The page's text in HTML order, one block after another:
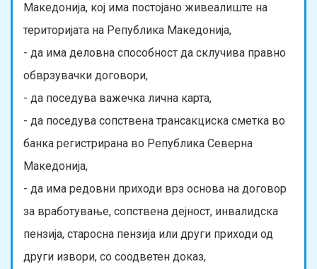
Македонија, кој има постојано живеалиште на
територијата на Република Македонија,
- да има деловна способност да склучива правно
обврзувачки договори,
- да поседува важечка лична карта,
- да поседува сопствена трансакциска сметка во
банка регистрирана во Република Северна
Македонија,
- да има редовни приходи врз основа на договор
за вработување, сопствена дејност, инвалидска
пензија, старосна пензија или други приходи од
други извори, со соодветен доказ,